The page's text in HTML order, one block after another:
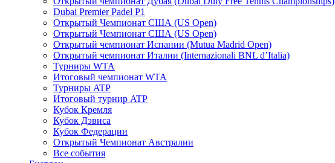
Dubai Premier Padel P1
Открытый Чемпионат США (US Open)
Открытый Чемпионат США (US Open)
Открытый чемпионат Испании (Mutua Madrid Open)
Открытый чемпионат Италии (Internazionali BNL d’Italia)
Турниры WTA
Итоговый чемпионат WTA
Турниры ATP
Итоговый турнир ATP
Кубок Кремля
Кубок Дэвиса
Кубок Федерации
Открытый Чемпионат Австралии
Все события